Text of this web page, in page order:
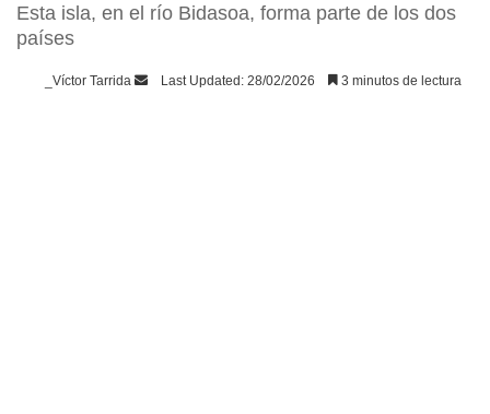
Esta isla, en el río Bidasoa, forma parte de los dos
países
_Víctor Tarrida
SendLast Updated: 28/02/2026 3 minutos de lectura